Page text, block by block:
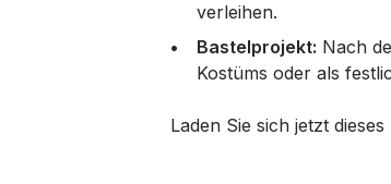
verleihen.
Bastelprojekt: Nach
Kostüms oder als
Laden Sie sich jetzt dieses